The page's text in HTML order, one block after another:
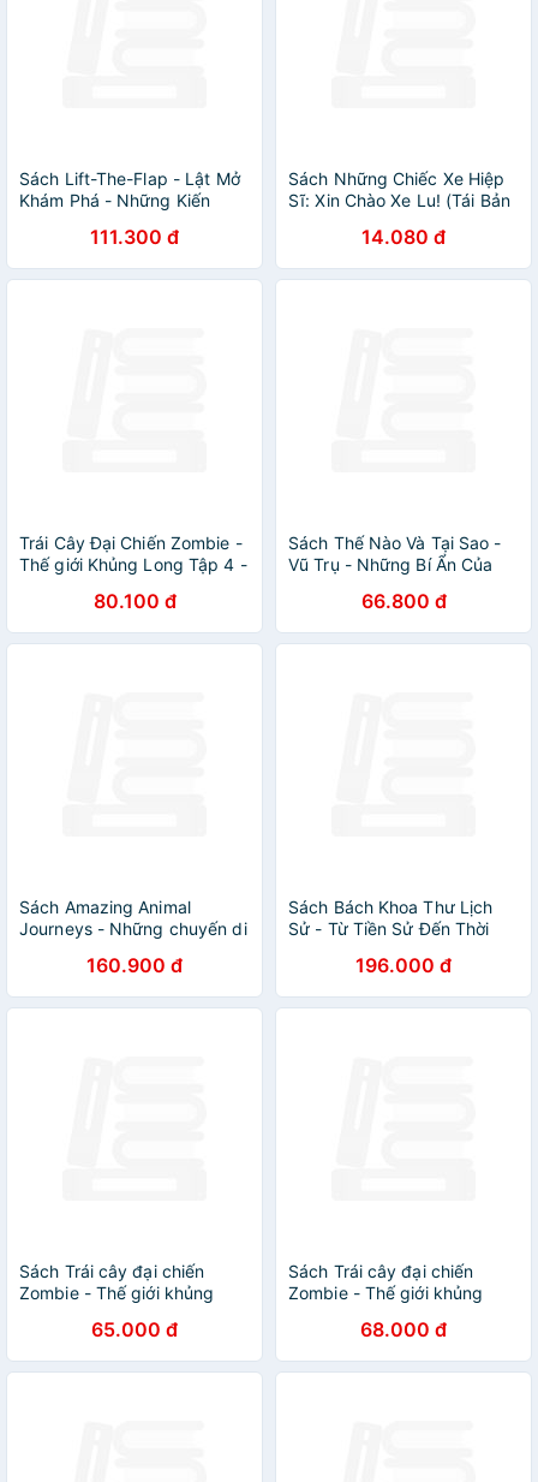
Sách Lift-The-Flap - Lật Mở
Khám Phá - Những Kiến
111.300 đ
Sách Những Chiếc Xe Hiệp
Sĩ: Xin Chào Xe Lu! (Tái Bản
14.080 đ
Trái Cây Đại Chiến Zombie -
Thế giới Khủng Long Tập 4 -
80.100 đ
Sách Thế Nào Và Tại Sao -
Vũ Trụ - Những Bí Ẩn Của
66.800 đ
Sách Amazing Animal
Journeys - Những chuyến di
160.900 đ
Sách Bách Khoa Thư Lịch
Sử - Từ Tiền Sử Đến Thời
196.000 đ
Sách Trái cây đại chiến
Zombie - Thế giới khủng
khủng long65.000 đ
Sách Trái cây đại chiến
Zombie - Thế giới khủng
68.000 đ